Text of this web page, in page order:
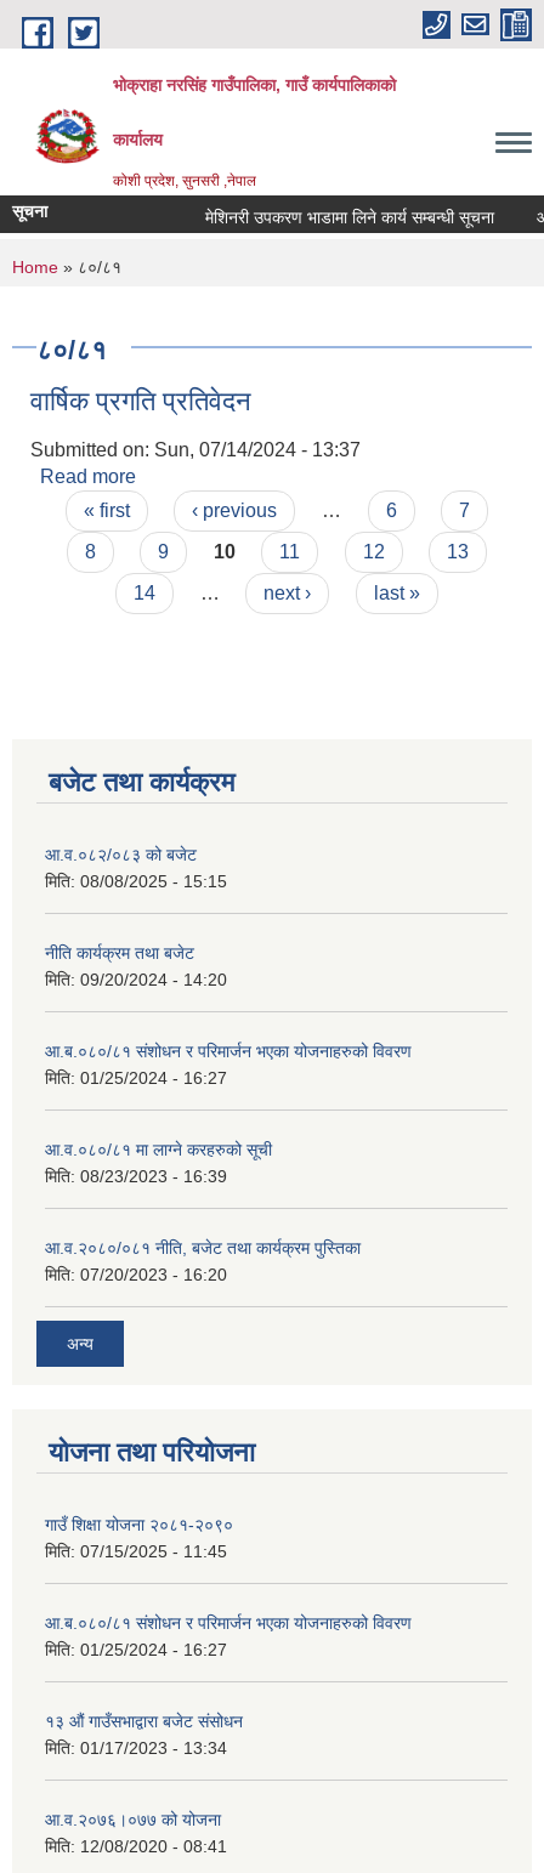
Skip to main content
भोक्राहा नरसिंह गाउँपालिका, गाउँ कार्यपालिकाको
कार्यालय
कोशी प्रदेश, सुनसरी ,नेपाल
सूचना मेशिनरी उपकरण भाडामा लिने कार्य सम्बन्धी सूचना
You are here
Home » ८०/८१
८०/८१
वार्षिक प्रगति प्रतिवेदन
Submitted on: Sun, 07/14/2024 - 13:37
Read more
Pages
« first ‹ previous … 6
7
8
9 10 11 12
13
14
… next › last »
बजेट तथा कार्यक्रम
आ.व.०८२/०८३ को बजेट
मिति: 08/08/2025 - 15:15
नीति कार्यक्रम तथा बजेट
मिति: 09/20/2024 - 14:20
आ.ब.०८०/८१ संशोधन र परिमार्जन भएका योजनाहरुको विवरण
मिति: 01/25/2024 - 16:27
आ.व.०८०/८१ मा लाग्ने करहरुको सूची
मिति: 08/23/2023 - 16:39
आ.व.२०८०/०८१ नीति, बजेट तथा कार्यक्रम पुस्तिका
मिति: 07/20/2023 - 16:20
अन्य
योजना तथा परियोजना
गाउँ शिक्षा योजना २०८१-२०९०
मिति: 07/15/2025 - 11:45
आ.ब.०८०/८१ संशोधन र परिमार्जन भएका योजनाहरुको विवरण
मिति: 01/25/2024 - 16:27
१३ औं गाउँसभाद्वारा बजेट संसोधन
मिति: 01/17/2023 - 13:34
आ‍.व.२०७६।०७७ को योजना
मिति: 12/08/2020 - 08:41